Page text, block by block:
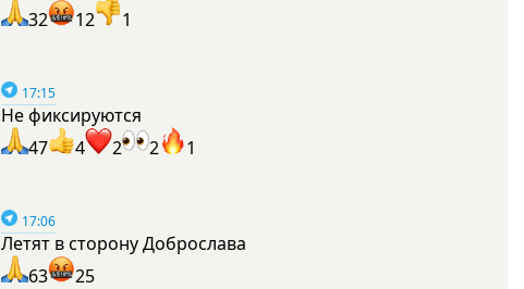
32
12 1
17:15
Не фиксируются
47
4 2 2 1
17:06
Летят в сторону Доброслава
63
25